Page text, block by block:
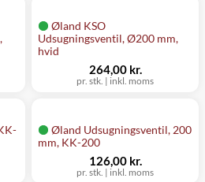
Øland KSO
Udsugningsventil, Ø200 mm,
hvid
pr. stk. | inkl. moms
264,00 kr.
Øland Udsugningsventil, 200
mm, KK-200
pr. stk. | inkl. moms
126,00 kr.